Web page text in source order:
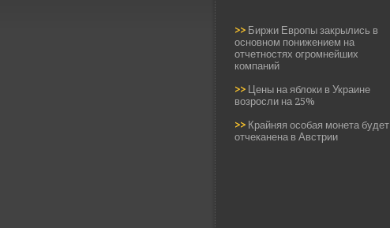
>> Биржи Европы закрылись в
основном понижением на
отчетностях огромнейших
компаний
>> Цены на яблоки в Украине
возросли на 25%
>> Крайняя особая монета будет
отчеканена в Австрии